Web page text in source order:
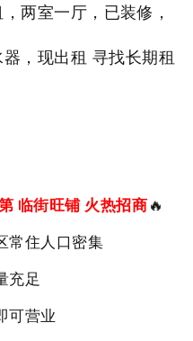
两室一厅，已装修，
，现出租 寻找长期租
临街旺铺 火热招商🔥
常住人口密集
充足
可营业